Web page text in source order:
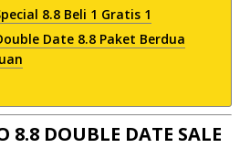
8.8 Beli 1 Gratis 1
Date 8.8 Paket Berdua
8.8 DOUBLE DATE SALE